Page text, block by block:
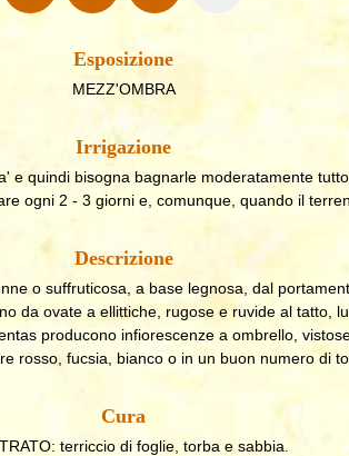
Esposizione
MEZZ'OMBRA
Irrigazione
e quindi bisogna bagnarle moderatamente
ogni 2 - 3 giorni e, comunque, quando il
Descrizione
o suffruticosa, a base legnosa, dal
da ovate a ellittiche, rugose e ruvide al tatto,
producono infiorescenze a ombrello,
rosso, fucsia, bianco o in un buon numero di
Cura
terriccio di foglie, torba e sabbia.